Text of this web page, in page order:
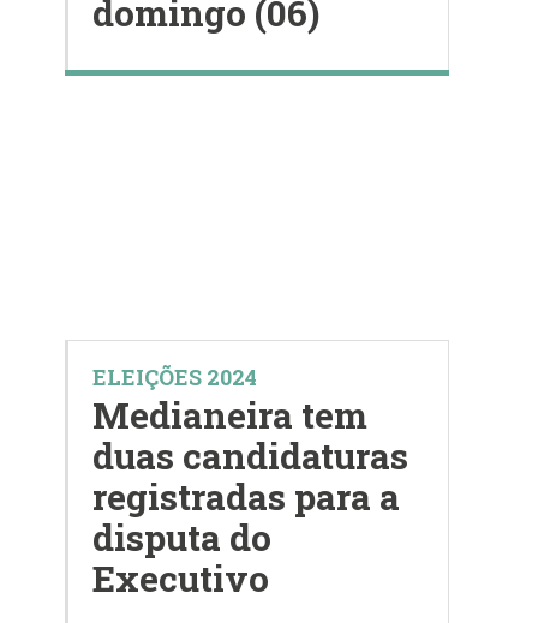
domingo (06)
ELEIÇÕES 2024
Medianeira tem
duas candidaturas
registradas para a
disputa do
Executivo